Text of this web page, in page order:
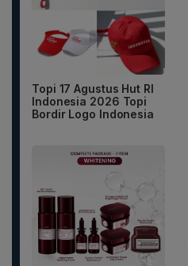
Topi 17 Agustus Hut RI
Indonesia 2026 Topi
Bordir Logo Indonesia